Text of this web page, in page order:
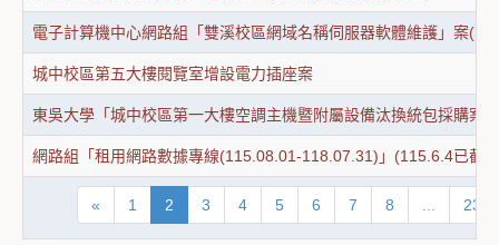
電子計算機中心網路組「雙溪校區網域名稱伺服器軟體維護」案
城中校區第五大樓閱覽室增設電力插座案
東吳大學「城中校區第一大樓空調主機暨附屬設備汰換統包採購案
網路組「租用網路數據專線(115.08.01-118.07.31)」(115.6.4已截
« 1 2 3 4 5 6 7 8 23